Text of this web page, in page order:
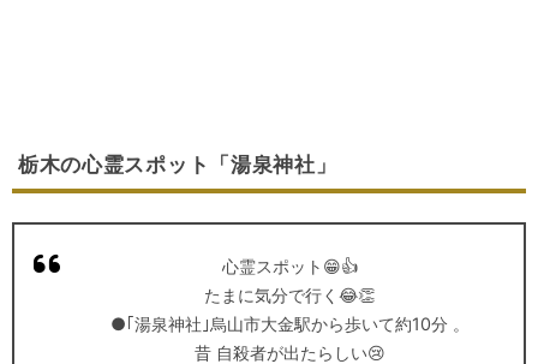
栃木の心霊スポット「湯泉神社」
心霊スポット😁👍
たまに気分で行く😂👏
●｢湯泉神社｣烏山市大金駅から歩いて約10分 。
昔 自殺者が出たらしい😢